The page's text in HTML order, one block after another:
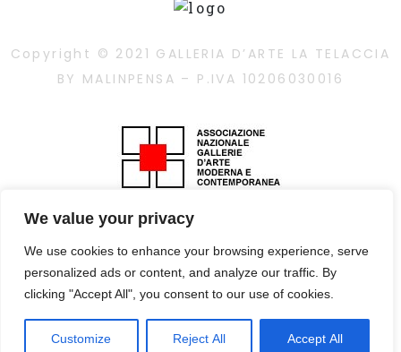
We value your privacy
We use cookies to enhance your browsing experience, serve
personalized ads or content, and analyze our traffic. By
clicking "Accept All", you consent to our use of cookies.
Customize Reject All Accept All
Copyright © 2021 GALLERIA D’ARTE LA TELACCIA
BY MALINPENSA – P.IVA 10206030016
È vietata la riproduzione, anche parziale, dei
contenuti con qualsiasi mezzo, compresa la
stampa, se non autorizzata